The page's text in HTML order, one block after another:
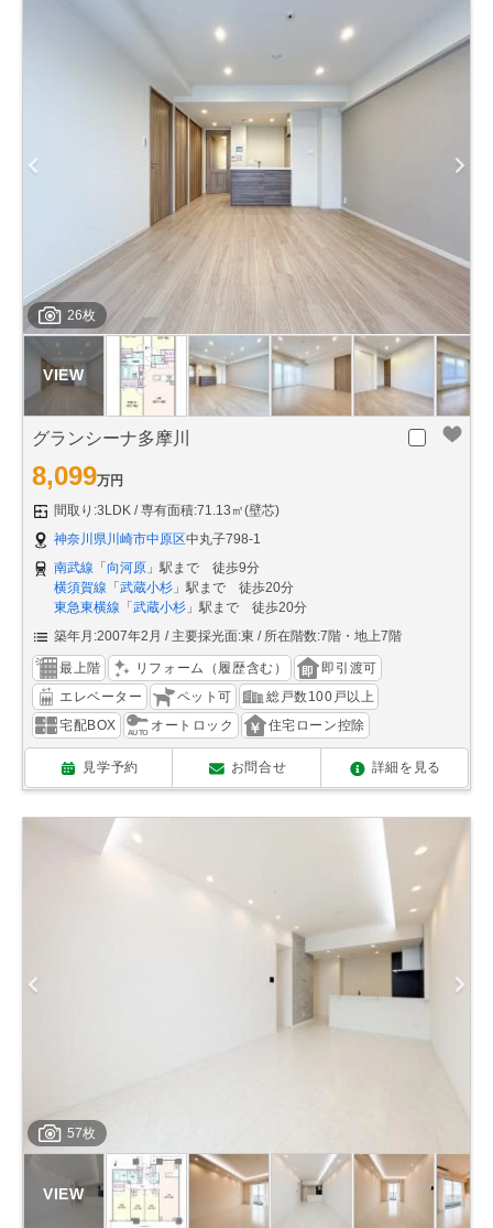
26枚
グランシーナ多摩川
8,099万円
間取り:3LDK
専有面積:71.13㎡(壁芯)
神奈川県川崎市中原区中丸子798-1
南武線 「向河原 」駅まで 徒歩9分
横須賀線 「武蔵小杉 」駅まで 徒歩20分
東急東横線 「武蔵小杉 」駅まで 徒歩20分
築年月:2007年2月
主要採光面:東 所在階数:7階・地上7階
最上階 リフォーム（履歴含む）
即引渡可
エレベーター
ペット可
総戸数100戸以上
宅配BOX
オートロック 住宅ローン控除
見学予約 お問合せ 詳細を見る
57枚